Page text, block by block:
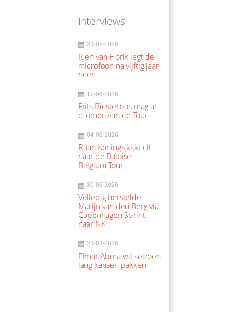
Interviews
23-07-2026
Rien van Horik legt de
microfoon na vijftig jaar
neer
17-06-2026
Frits Biesterbos mag al
dromen van de Tour
04-06-2026
Roan Konings kijkt uit
naar de Baloise
Belgium Tour
30-05-2026
Volledig herstelde
Marijn van den Berg via
Copenhagen Sprint
naar NK
23-03-2026
Elmar Abma wil seizoen
lang kansen pakken